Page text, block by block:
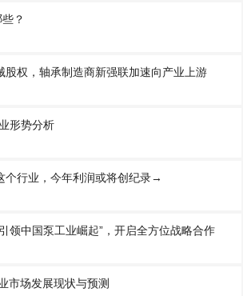
？
股权，轴承制造商新强联加速向产业上游
形势分析
个行业，今年利润或将创纪录→
领中国泵工业崛起”，开启全方位战略合作
市场发展现状与预测